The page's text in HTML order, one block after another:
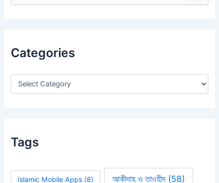
e
f
r
Categories
Tags
Islamic Mobile Apps (8) আকীদাহ ও তাওহীদ(58)